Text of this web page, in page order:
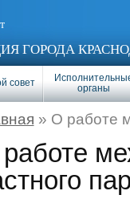
ГОРОДА
совет
органы
» О работе